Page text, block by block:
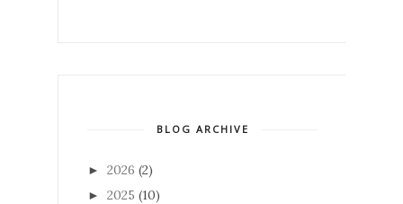
BLOG ARCHIVE
► 2026 (2)
► 2025 (10)